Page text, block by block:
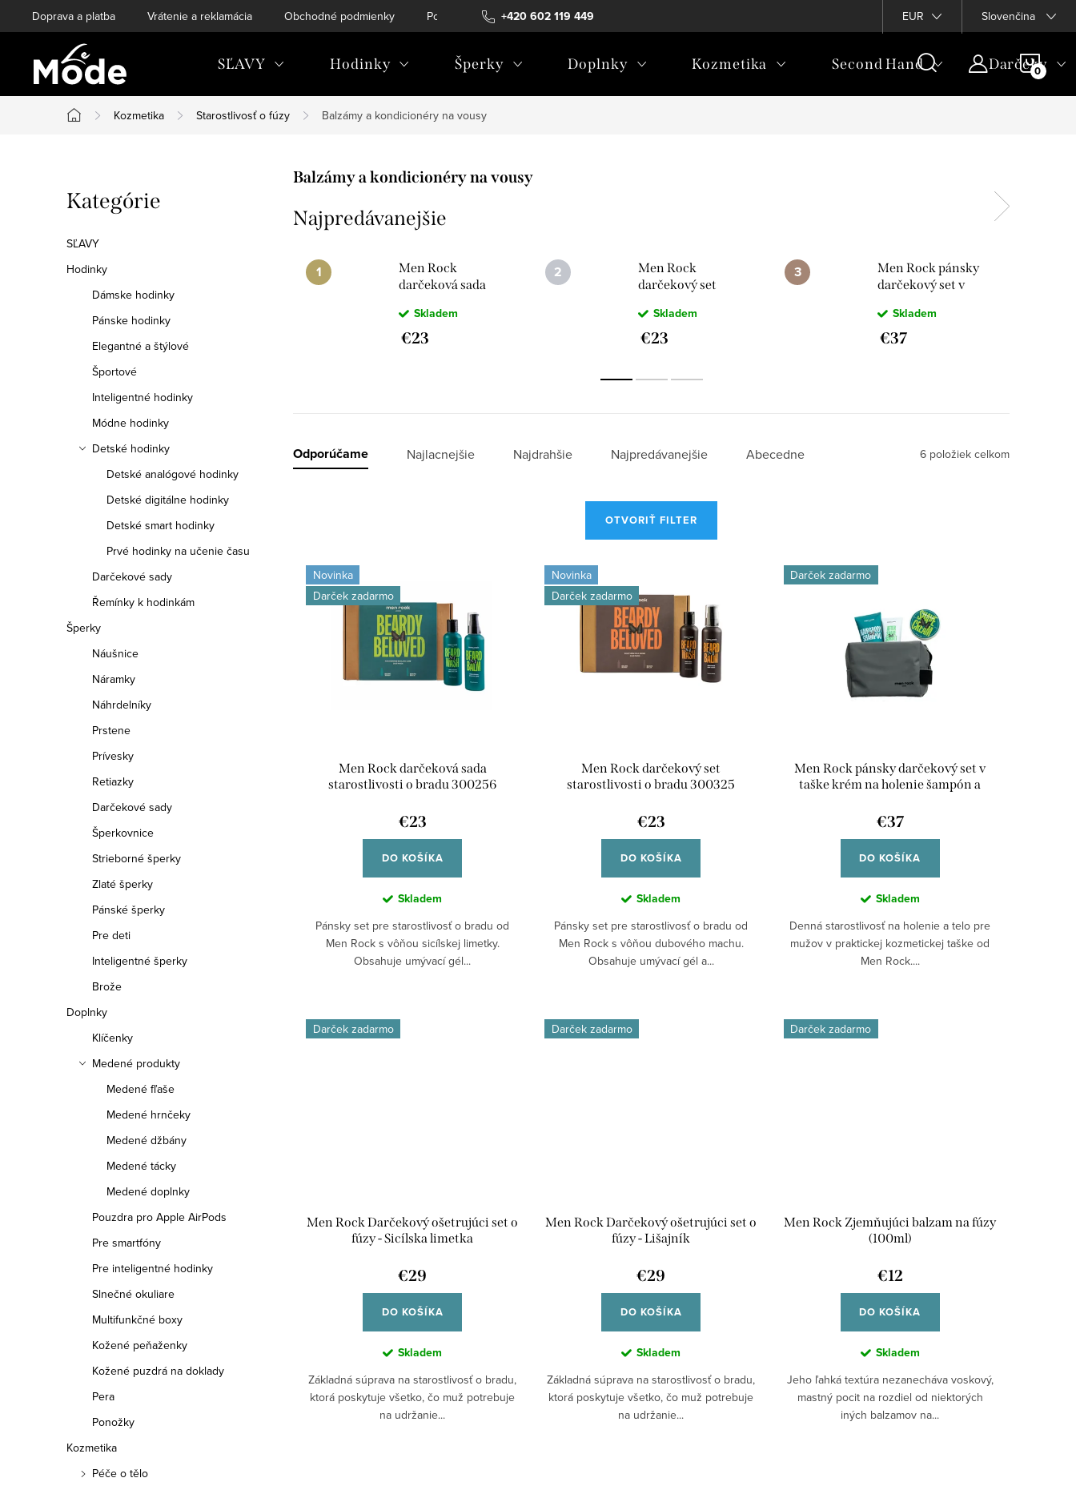
na
+420 602 119 449
Doprava a platba Vrátenie a reklamácia Obchodné podmienky Podmienky ochrany osobných údajov EUR Slovenčina
SĽAVY Hodinky Šperky Doplnky Kozmetika Second Hand Darčeky
Domov
Kozmetika Starostlivosť o fúzy Balzámy a kondicionéry na vousy
o
č
n
Preskočiť
kategórie
Kategórie
SĽAVY
Hodinky
Dámske hodinky
Pánske hodinky
Elegantné a štýlové
Športové
Inteligentné hodinky
Módne hodinky
Detské hodinky
Detské analógové hodinky
Detské digitálne hodinky
Detské smart hodinky
Prvé hodinky na učenie času
Darčekové sady
Řemínky k hodinkám
Šperky
Náušnice
Náramky
Náhrdelníky
Prstene
Prívesky
Retiazky
Darčekové sady
Šperkovnice
Strieborné šperky
Zlaté šperky
Pánské šperky
Pre deti
Inteligentné šperky
Brože
Doplnky
Klíčenky
Medené produkty
Medené fľaše
Medené hrnčeky
Medené džbány
Medené tácky
Medené doplnky
Pouzdra pro Apple AirPods
Pre smartfóny
Pre inteligentné hodinky
Slnečné okuliare
Multifunkčné boxy
Kožené peňaženky
Kožené puzdrá na doklady
Pera
Ponožky
Kozmetika
Péče o tělo
Balzámy a kondicionéry na vousy
Najpredávanejšie
Men Rock
darčeková sada
bradu 300256
Skladem
€23
Men Rock
darčekový set
bradu 300325
Skladem
€23
Men Rock pánsky
darčekový set v
holenie šampón a
balzam na holenie
Skladem
€37
R
n
Odporúčame Najlacnejšie Najdrahšie Najpredávanejšie Abecedne 6 položiek celkom
OTVORIŤ FILTER
VNovinka
Darček zadarmo
Men Rock darčeková sada
starostlivosti o bradu 300256
€23
DO KOŠÍKA
Skladem
Pánsky set pre starostlivosť o bradu od
Men Rock s vôňou sicílskej limetky.
Obsahuje umývací gél...
Novinka
Darček zadarmo
Men Rock darčekový set
starostlivosti o bradu 300325
€23
DO KOŠÍKA
Skladem
Pánsky set pre starostlivosť o bradu od
Men Rock s vôňou dubového machu.
Obsahuje umývací gél a...
Darček zadarmo
Men Rock pánsky darčekový set v
taške krém na holenie šampón a
€37
DO KOŠÍKA
Skladem
Denná starostlivosť na holenie a telo pre
mužov v praktickej kozmetickej taške od
Men Rock....
Darček zadarmo
Men Rock Darčekový ošetrujúci set o
fúzy - Sicílska limetka
€29
DO KOŠÍKA
Skladem
Základná súprava na starostlivosť o bradu,
ktorá poskytuje všetko, čo muž potrebuje
na udržanie...
Darček zadarmo
Men Rock Darčekový ošetrujúci set o
fúzy - Lišajník
€29
DO KOŠÍKA
Skladem
Základná súprava na starostlivosť o bradu,
ktorá poskytuje všetko, čo muž potrebuje
na udržanie...
Darček zadarmo
Men Rock Zjemňujúci balzam na fúzy
(100ml)
€12
DO KOŠÍKA
Skladem
Jeho ľahká textúra nezanecháva voskový,
mastný pocit na rozdiel od niektorých
iných balzamov na...